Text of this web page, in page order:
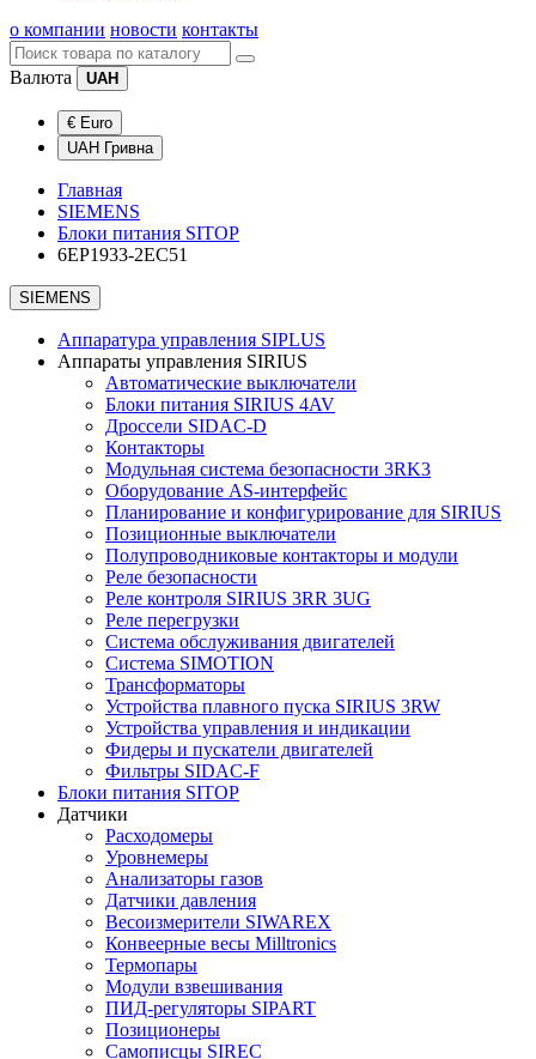
о компании новости контакты
Валюта UAH
€ Euro
UAH Гривна
Главная
SIEMENS
Блоки питания SITOP
6EP1933-2EC51
SIEMENS
Аппаратура управления SIPLUS
Аппараты управления SIRIUS
Автоматические выключатели
Блоки питания SIRIUS 4AV
Дроссели SIDAC-D
Контакторы
Модульная система безопасности 3RK3
Оборудование AS-интерфейс
Планирование и конфигурирование для SIRIUS
Позиционные выключатели
Полупроводниковые контакторы и модули
Реле безопасности
Реле контроля SIRIUS 3RR 3UG
Реле перегрузки
Сиcтема обслуживания двигателей
Система SIMOTION
Трансформаторы
Устройства плавного пуска SIRIUS 3RW
Устройства управления и индикации
Фидеры и пускатели двигателей
Фильтры SIDAC-F
Блоки питания SITOP
Датчики
Расходомеры
Уровнемеры
Анализаторы газов
Датчики давления
Весоизмерители SIWAREX
Конвеерные весы Milltronics
Термопары
Модули взвешивания
ПИД-регуляторы SIPART
Позиционеры
Самописцы SIREC